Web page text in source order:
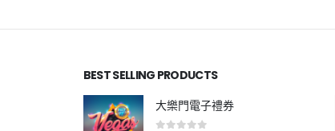
BEST SELLING PRODUCTS
大樂門電子禮券